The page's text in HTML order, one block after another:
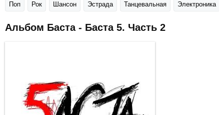
Поп Рок Шансон Эстрада Танцевальная Электроника
Альбом Баста - Баста 5. Часть 2